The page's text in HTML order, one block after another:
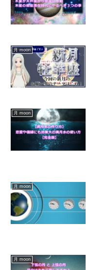
月 moon
月 moon
月 moon
月 moon